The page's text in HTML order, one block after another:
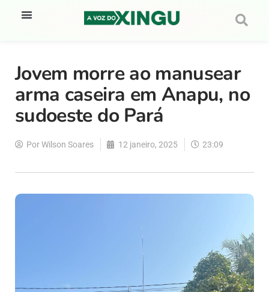
Jovem morre ao manusear
arma caseira em Anapu, no
sudoeste do Pará
PorWilson Soares 12 janeiro, 2025 23:09